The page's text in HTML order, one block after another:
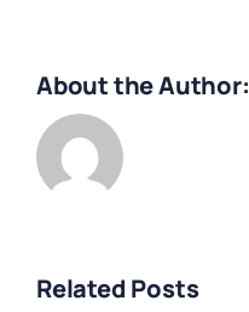
About the Author:
Related Posts